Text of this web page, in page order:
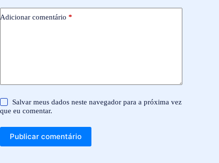
Adicionar comentário *
Salvar meus dados neste navegador para a próxima vez
que eu comentar.
Publicar comentário